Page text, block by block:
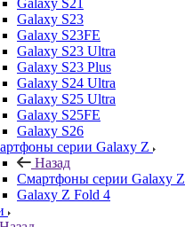
Galaxy S21
Galaxy S23
Galaxy S23FE
Galaxy S23 Ultra
Galaxy S23 Plus
Galaxy S24 Ultra
Galaxy S25 Ultra
Galaxy S25FE
Galaxy S26
серии Galaxy Z
Назад
Смартфоны серии Galaxy Z
Galaxy Z Fold 4